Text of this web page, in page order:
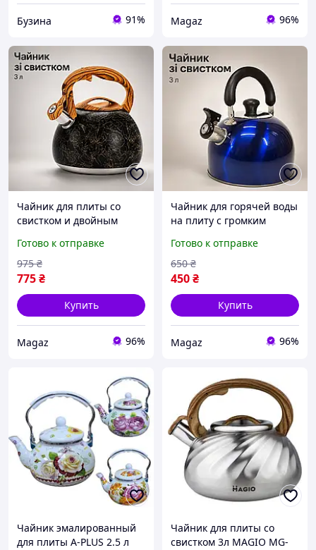
Бузина 91% Magaz 96%
Чайник для плиты со
свистком и двойным
ежедневного
использования,
металлические чайники с
бакелитовой ручкой3л
Готово к отправке
775₴
975 ₴
Купить
Magaz 96%
Чайник для горячей воды
на плиту с громким
многоуровневым дно,
Функциональные
чайники для всех видов
плит из нержавейки
Готово к отправке
450₴
650 ₴
Купить
Magaz 96%
Чайник эмалированный
для плиты A-PLUS 2.5 л
Чайник для плиты со
свистком 3л MAGIO MG-